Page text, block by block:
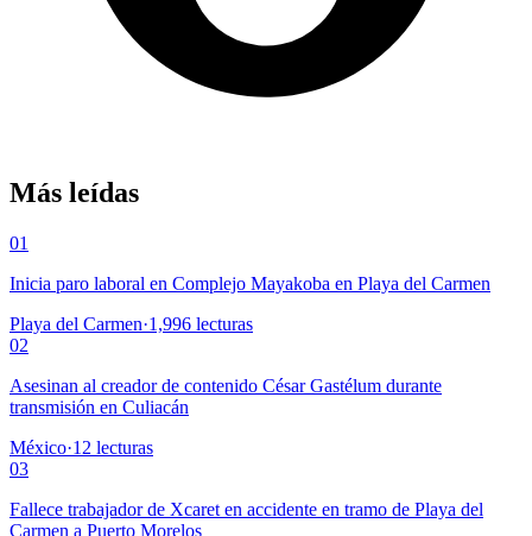
Más leídas
01
Inicia paro laboral en Complejo Mayakoba en Playa del Carmen
Playa del Carmen·1,996 lecturas
02
Asesinan al creador de contenido César Gastélum durante
transmisión en Culiacán
México·12 lecturas
03
Fallece trabajador de Xcaret en accidente en tramo de Playa del
Carmen a Puerto Morelos